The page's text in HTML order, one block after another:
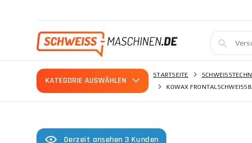
KATEGORIE AUSWÄHLEN
STARTSEITE
KOWAX
Derzeit ansehen 3 Kunden